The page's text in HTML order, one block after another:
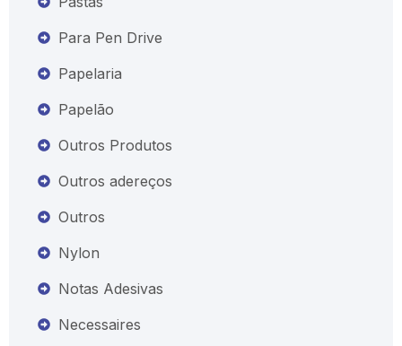
Para Pen Drive
Papelaria
Papelão
Outros Produtos
Outros adereços
Outros
Nylon
Notas Adesivas
Necessaires